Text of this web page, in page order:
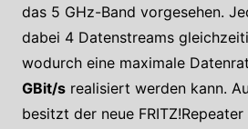
das 5 GHz-Band vorgesehen.
dabei 4 Datenstreams
wodurch eine maximale
GBit/srealisiert werden kann.
besitzt der neue